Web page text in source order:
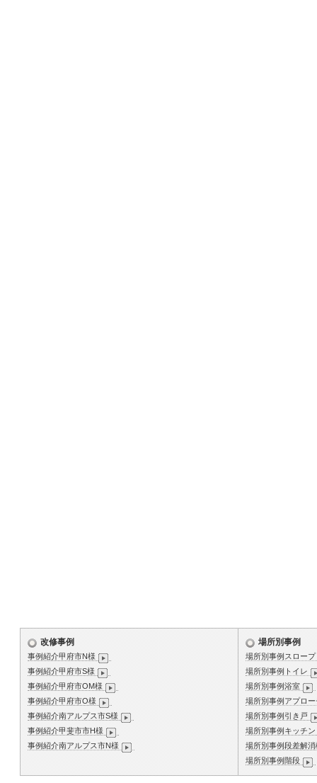
改修事例
事例紹介甲府市N様
事例紹介甲府市S様
事例紹介甲府市OM様
事例紹介甲府市O様
事例紹介南アルプス市S様
事例紹介甲斐市市H様
事例紹介南アルプス市N様
場所別事例
場所別事例スロープ
場所別事例トイレ
場所別事例浴室
場所別事例アプロー
場所別事例引き戸
場所別事例キッチン
場所別事例段差解消
場所別事例階段